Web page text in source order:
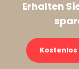
Erhalten